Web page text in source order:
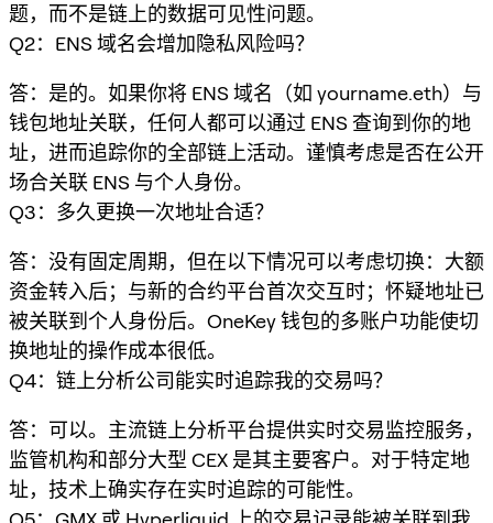
题，而不是链上的数据可见性问题。
Q2：ENS 域名会增加隐私风险吗？
答：是的。如果你将 ENS 域名（如 yourname.eth）与
钱包地址关联，任何人都可以通过 ENS 查询到你的地
址，进而追踪你的全部链上活动。谨慎考虑是否在公开
场合关联 ENS 与个人身份。
Q3：多久更换一次地址合适？
答：没有固定周期，但在以下情况可以考虑切换：大额
资金转入后；与新的合约平台首次交互时；怀疑地址已
被关联到个人身份后。OneKey 钱包的多账户功能使切
换地址的操作成本很低。
Q4：链上分析公司能实时追踪我的交易吗？
答：可以。主流链上分析平台提供实时交易监控服务，
监管机构和部分大型 CEX 是其主要客户。对于特定地
址，技术上确实存在实时追踪的可能性。